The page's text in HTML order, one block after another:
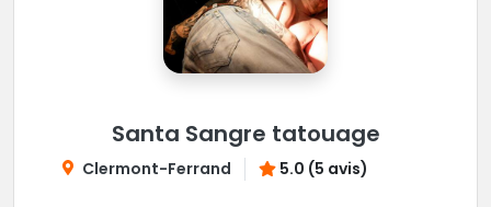
Santa Sangre tatouage
Clermont-Ferrand 5.0 (5 avis)